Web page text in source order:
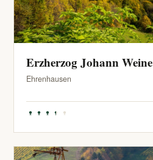
Erzherzog Johann Weine
Ehrenhausen